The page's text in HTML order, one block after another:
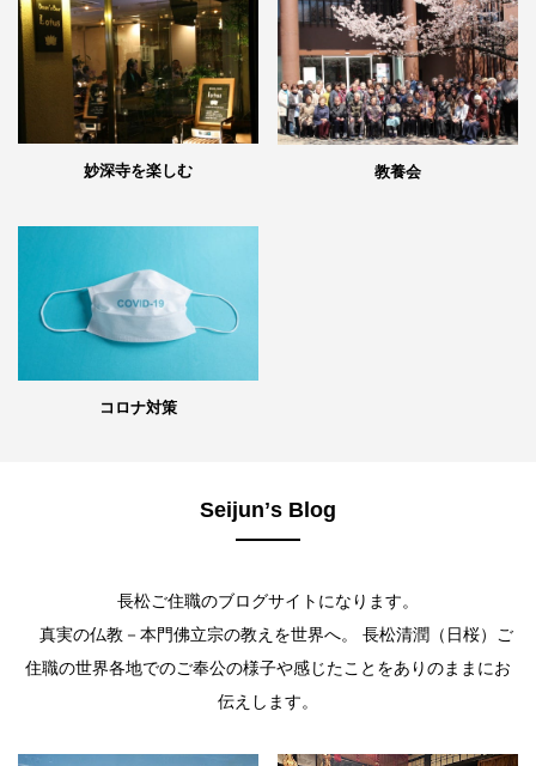
妙深寺を楽しむ 教養会
コロナ対策
Seijunʼs Blog
長松ご住職のブログサイトになります。
真実の仏教－本門佛立宗の教えを世界へ。 長松清潤（日桜）ご
住職の世界各地でのご奉公の様子や感じたことをありのままにお
伝えします。